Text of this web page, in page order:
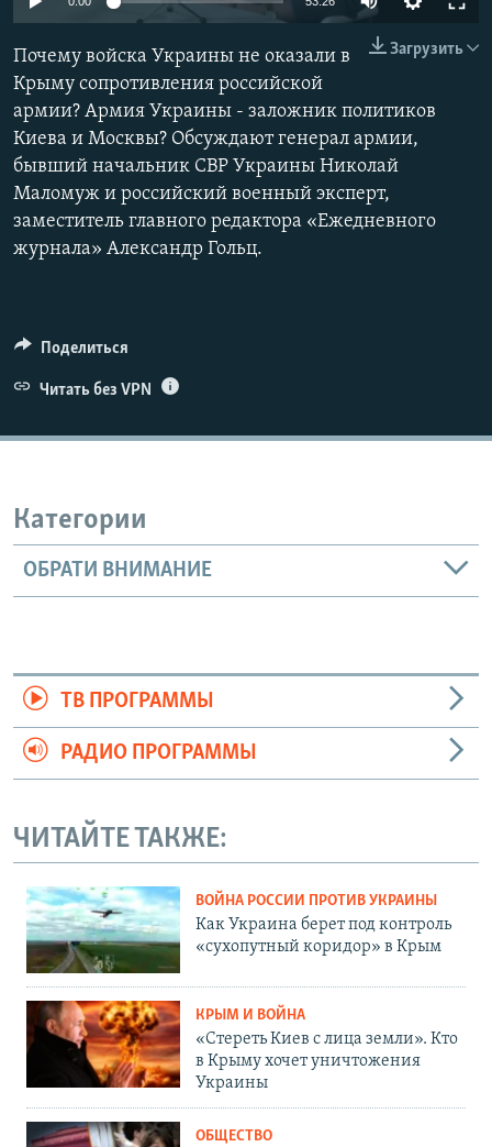
ПОБЕДИТЕЛЕЙ НЕ СУДЯТ?
КРЫМ.НЕПОКОРЕННЫЙ
ELIFBE
УКРАИНСКАЯ ПРОБЛЕМА КРЫМА
ПРИСОЕДИНЯЙТЕСЬ!
Все сайты RFE/RL
Загрузить
Почему войска Украины не оказали в
Крыму сопротивления российской
армии? Армия Украины - заложник политиков
Киева и Москвы? Обсуждают генерал армии,
бывший начальник СВР Украины Николай
Маломуж и российский военный эксперт,
заместитель главного редактора «Ежедневного
журнала» Александр Гольц.
Поделиться
Читать без VPN
Категории
ОБРАТИ ВНИМАНИЕ
ТВ ПРОГРАММЫ
РАДИО ПРОГРАММЫ
ЧИТАЙТЕ ТАКЖЕ:
ВОЙНА РОССИИ ПРОТИВ УКРАИНЫ
Как Украина берет под контроль
«сухопутный коридор» в Крым
КРЫМ И ВОЙНА
«Стереть Киев с лица земли». Кто
в Крыму хочет уничтожения
Украины
ОБЩЕСТВО